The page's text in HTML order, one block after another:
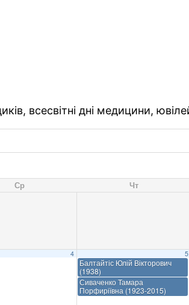
всесвітні дні медицини,
Ср Чт
4 5
Балтайтіс Юлій Вікторович
(1938)
Сиваченко Тамара
Порфиріївна (1923-2015)